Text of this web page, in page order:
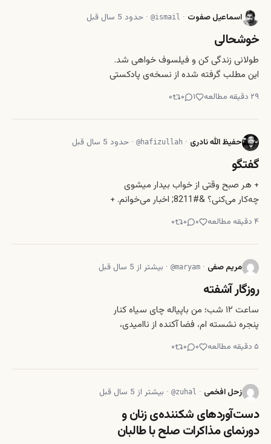
کشورهای دیگر مهاجرت می‌نمایند.
مهاجرت پروسه وقت گیر و طولانی
اسماعیل صفوت ·
@ismail
· حدود 5 سال قبل
خوشحالی
طولانی زندگی کن و فیلسوف خواهی شد.
این مطلب گرفته شده از نسخه‌ی پادکستی
«ناوال» است که به گفتگو روی فسلفه‌ی
سلامت، ثروت و خوشحالی می‌پردازد.
تصوری که ما معمولاً از فسلفه داریم،
عملی نیست. چیزی خلاصه و مبهم است
که در گذشته‌ی دور در یک
۲۹ دقیقه مطالعه ۱ ۰ ۰
حفیظ الله نادری ·
@hafizullah
· حدود 5 سال قبل
گفتگو
+ هر صبح وقتی از خواب بیدار میشوی
چه‌کار می‌کنی؟ &#8211; اخبار می‌خوانم. +
اخبار جهان، و اخبار سوییس. + مگر
مسلمانان هر صبح نماز نمی‌خوانند؟ +
دیریست نماز من خواندن اخبار شده.
&#8211; خو
۴ دقیقه مطالعه ۰ ۰ ۰
مریم صفی ·
@maryam
· بیشتر از 5 سال قبل
روزگار آشفته
ساعت ۱۲ شب؛ من باپیاله چای سیاه کنار
پنجره نشسته ام، فضا آکنده از ناامیدی،
نیست، احساس بیهودگی می‌نمایم، سرم
بالای تنه‌ام سنگینی می‌کند و اصلن
۵ دقیقه مطالعه ۰ ۰ ۰
زحل افخمی ·
@zuhal
· بیشتر از 5 سال قبل
دست‌آوردهای شکننده‌ی زنان و
دورنمای مذاکرات صلح با طالبان